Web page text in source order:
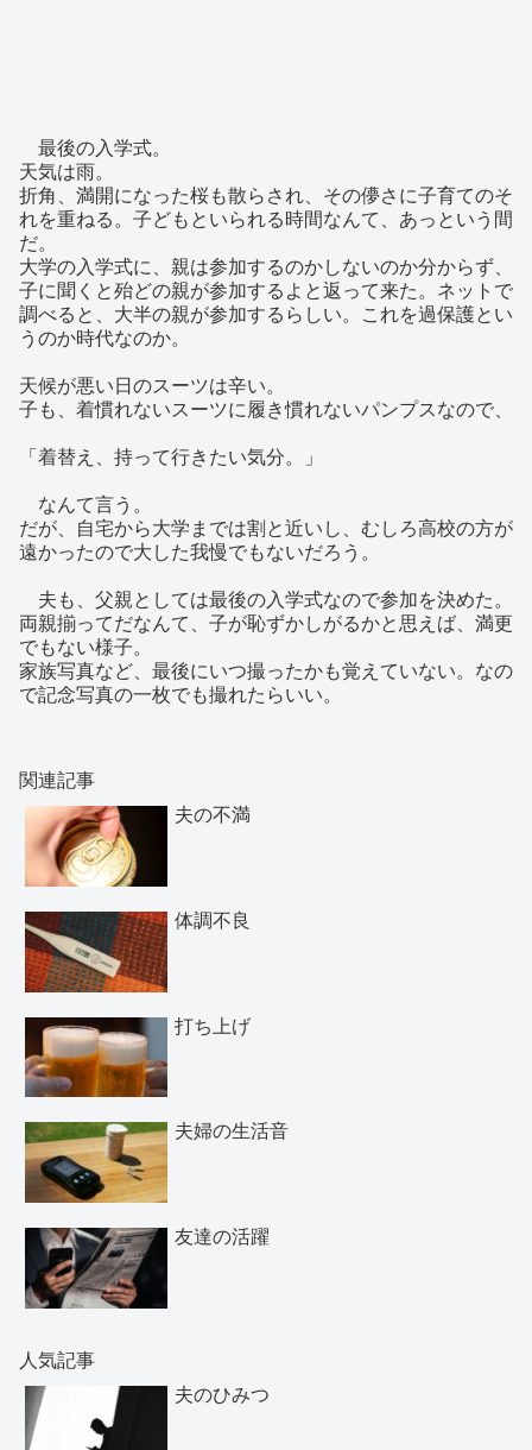
最後の入学式。
天気は雨。
折角、満開になった桜も散らされ、その儚さに子育てのそ
れを重ねる。子どもといられる時間なんて、あっという間
だ。
大学の入学式に、親は参加するのかしないのか分からず、
子に聞くと殆どの親が参加するよと返って来た。ネットで
調べると、大半の親が参加するらしい。これを過保護とい
うのか時代なのか。
天候が悪い日のスーツは辛い。
子も、着慣れないスーツに履き慣れないパンプスなので、
「着替え、持って行きたい気分。」
なんて言う。
だが、自宅から大学までは割と近いし、むしろ高校の方が
遠かったので大した我慢でもないだろう。
夫も、父親としては最後の入学式なので参加を決めた。
両親揃ってだなんて、子が恥ずかしがるかと思えば、満更
でもない様子。
家族写真など、最後にいつ撮ったかも覚えていない。なの
で記念写真の一枚でも撮れたらいい。
関連記事
夫の不満
体調不良
打ち上げ
夫婦の生活音
友達の活躍
人気記事
夫のひみつ